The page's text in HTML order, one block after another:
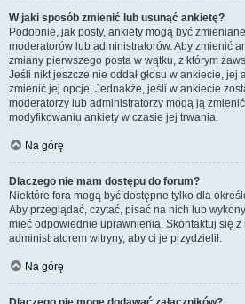
W jaki sposób zmienić lub usunąć ankietę?
Podobnie, jak posty, ankiety mogą być
moderatorów lub administratorów. Aby zmienić
zmiany pierwszego posta w wątku, z którym
Jeśli nikt jeszcze nie oddał głosu w ankiecie,
zmienić jej opcje. Jednakże, jeśli w ankiecie
moderatorzy lub administratorzy mogą ją
modyfikowaniu ankiety w czasie jej trwania.
Na górę
Dlaczego nie mam dostępu do forum?
Niektóre fora mogą być dostępne tylko dla
Aby przeglądać, czytać, pisać na nich lub
mieć odpowiednie uprawnienia. Skontaktuj się z
administratorem witryny, aby ci je przydzielił.
Na górę